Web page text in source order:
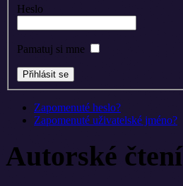
Heslo
Pamatuj si mne
Zapomenuté heslo?
Zapomenuté uživatelské jméno?
Autorské čtení